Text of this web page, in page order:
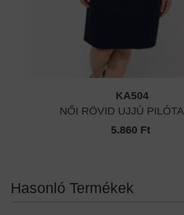
KA504
NŐI RÖVID UJJÚ
5.860 Ft
Hasonló Termékek